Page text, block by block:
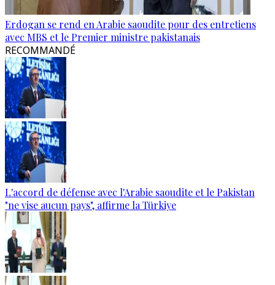
Erdogan se rend en Arabie saoudite pour des entretiens
avec MBS et le Premier ministre pakistanais
RECOMMANDÉ
L'accord de défense avec l'Arabie saoudite et le Pakistan
"ne vise aucun pays", affirme la Türkiye